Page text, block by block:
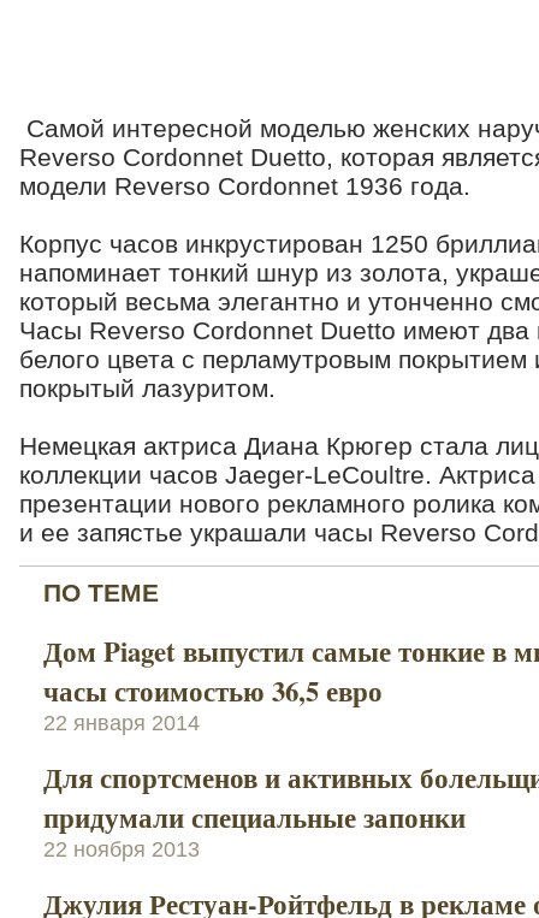
Самой интересной моделью женских
Reverso Cordonnet Duetto, которая
модели Reverso Cordonnet 1936 года.
Корпус часов инкрустирован 1250
напоминает тонкий шнур из золота,
который весьма элегантно и утонченно
Часы Reverso Cordonnet Duetto имеют
белого цвета c перламутровым покрытием
покрытый лазуритом.
Немецкая актриса Диана Крюгер стала
коллекции часов Jaeger-LeCoultre.
презентации нового рекламного ролика
и ее запястье украшали часы Reverso
ПО ТЕМЕ
Дом Piaget выпустил самые тонкие в
часы стоимостью 36,5 евро
22 января 2014
Для спортсменов и активных
придумали специальные запонки
22 ноября 2013
Джулия Рестуан-Ройтфельд в рекламе